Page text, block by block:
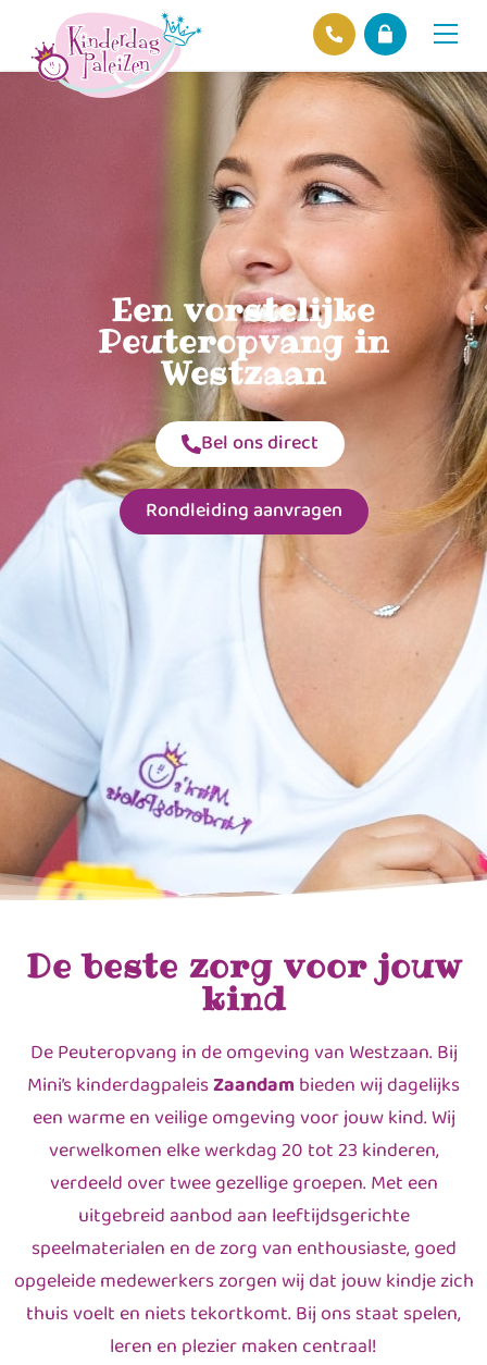
Een vorstelijke
Peuteropvang in
Westzaan
Bel ons direct
Rondleiding aanvragen
De beste zorg voor jouw
kind
De Peuteropvang in de omgeving van Westzaan. Bij
Mini’s kinderdagpaleisZaandam bieden wij dagelijks
een warme en veilige omgeving voor jouw kind. Wij
verwelkomen elke werkdag 20 tot 23 kinderen,
verdeeld over twee gezellige groepen. Met een
uitgebreid aanbod aan leeftijdsgerichte
speelmaterialen en de zorg van enthousiaste, goed
opgeleide medewerkers zorgen wij dat jouw kindje zich
thuis voelt en niets tekortkomt. Bij ons staat spelen,
leren en plezier maken centraal!